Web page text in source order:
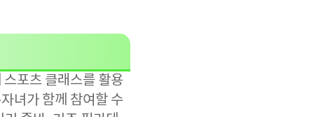
포츠 클래스를 활용
녀가 함께 참여할 수